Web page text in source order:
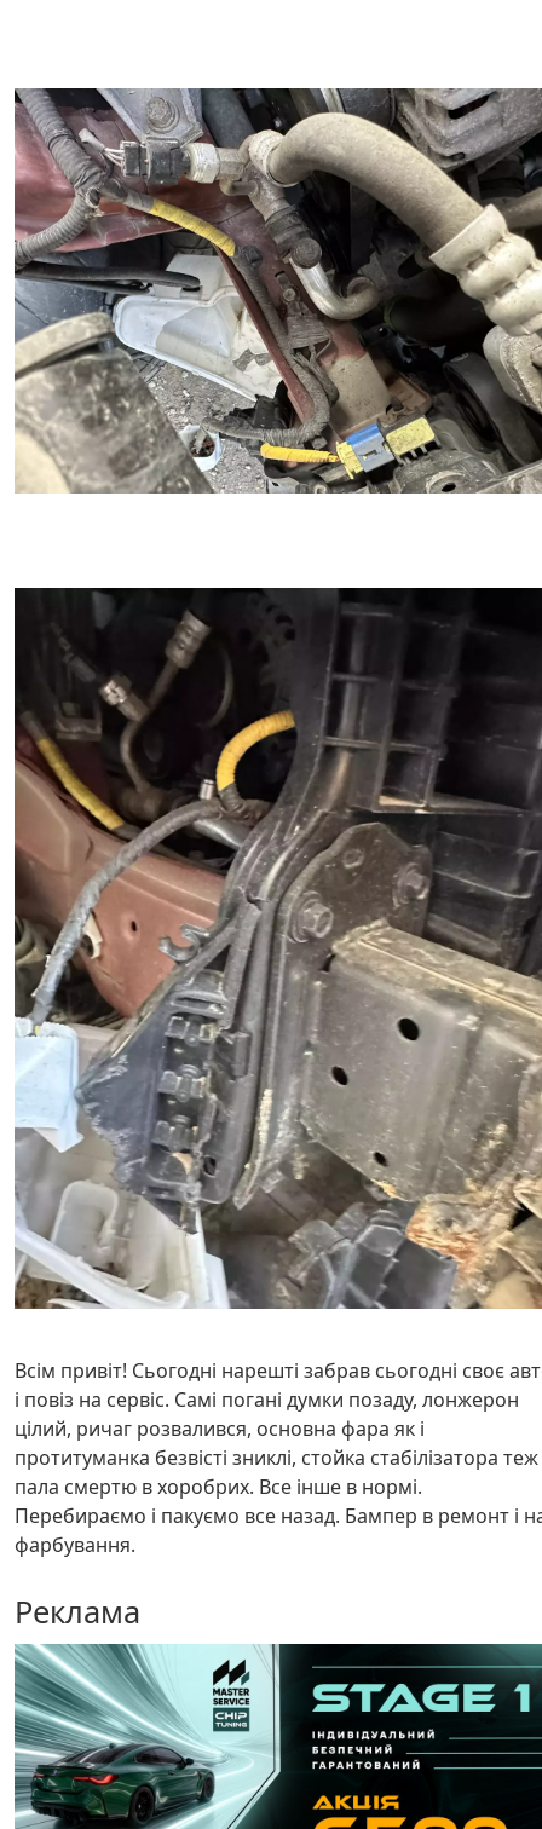
Всім привіт! Сьогодні нарешті забрав сьогодні своє
і повіз на сервіс. Самі погані думки позаду, лонжерон
цілий, ричаг розвалився, основна фара як і
протитуманка безвісті зниклі, стойка стабілізатора теж
пала смертю в хоробрих. Все інше в нормі.
Перебираємо і пакуємо все назад. Бампер в ремонт і
фарбування.
Реклама